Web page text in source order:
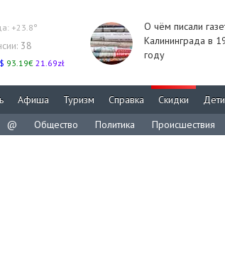
+23.8°
38
93.19€ 21.69zł
О чём писали
Калининграда в
году
Афиша Туризм Справка Скидки Дети
@ Общество Политика Происшествия